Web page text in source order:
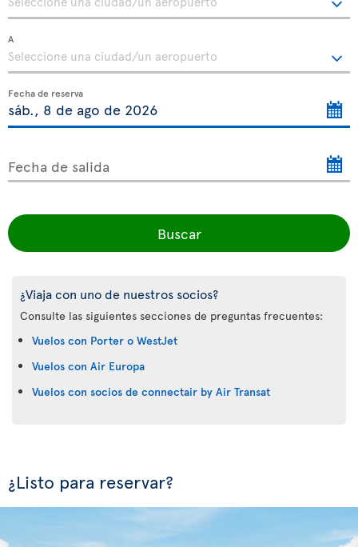
A
Fecha de reserva
Fecha de salida
Buscar
¿Viaja con uno de nuestros socios?
Consulte las siguientes secciones de preguntas frecuentes:
Vuelos con Porter o WestJet
Vuelos con Air Europa
Vuelos con socios de connectair by Air Transat
¿Listo para reservar?